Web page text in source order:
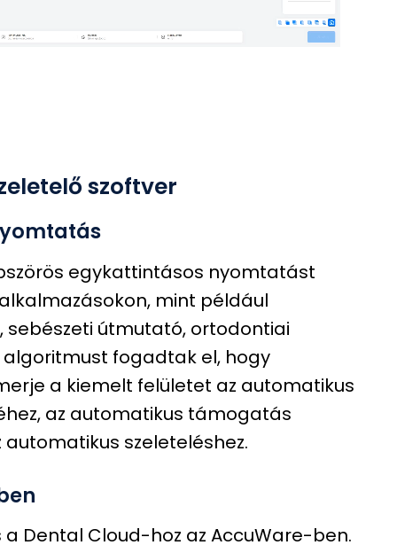
szoftver
egykattintásos nyomtatást
mint például
sebészeti útmutató, ortodontiai
algoritmust fogadtak el, hogy
a kiemelt felületet az automatikus
az automatikus támogatás
szeleteléshez.
Dental Cloud-hoz az AccuWare-ben.